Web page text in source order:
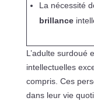
La nécessité
brillance
L’adulte surdoué
intellectuelles
compris. Ces
dans leur vie